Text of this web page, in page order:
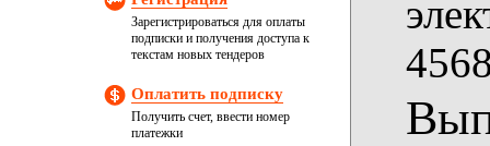
Зарегистрироваться для оплаты
подписки и получения доступа к
текстам новых тендеров
Оплатить подписку
Получить счет, ввести номер
платежки